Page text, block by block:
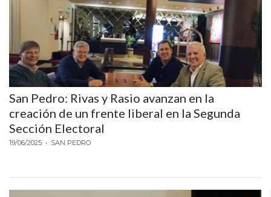
San Pedro: Rivas y Rasio avanzan en la
creación de un frente liberal en la Segunda
Sección Electoral
19/06/2025 • SAN PEDRO